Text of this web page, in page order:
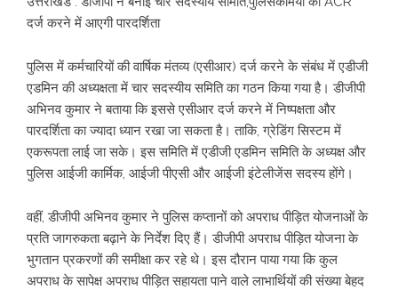
दर्ज करने में आएगी पारदर्शिता
पुलिस में कर्मचारियों की वार्षिक मंतव्य (एसीआर) दर्ज करने के संबंध में एडीजी
एडमिन की अध्यक्षता में चार सदस्यीय समिति का गठन किया गया है। डीजीपी
अभिनव कुमार ने बताया कि इससे एसीआर दर्ज करने में निष्पक्षता और
पारदर्शिता का ज्यादा ध्यान रखा जा सकता है। ताकि, ग्रेडिंग सिस्टम में
एकरूपता लाई जा सके। इस समिति में एडीजी एडमिन समिति के अध्यक्ष और
पुलिस आईजी कार्मिक, आईजी पीएसी और आईजी इंटेलीजेंस सदस्य होंगे।
वहीं, डीजीपी अभिनव कुमार ने पुलिस कप्तानों को अपराध पीड़ित योजनाओं के
प्रति जागरुकता बढ़ाने के निर्देश दिए हैं। डीजीपी अपराध पीड़ित योजना के
भुगतान प्रकरणों की समीक्षा कर रहे थे। इस दौरान पाया गया कि कुल
अपराध के सापेक्ष अपराध पीड़ित सहायता पाने वाले लाभार्थियों की संख्या बेहद